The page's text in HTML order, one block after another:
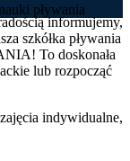
pływania
informujemy,
szkółka pływania
To doskonała
lub rozpocząć
indywidualne,